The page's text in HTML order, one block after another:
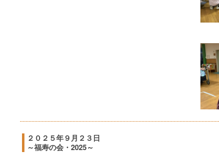
２０２５年９月２３日
～福寿の会・2025～